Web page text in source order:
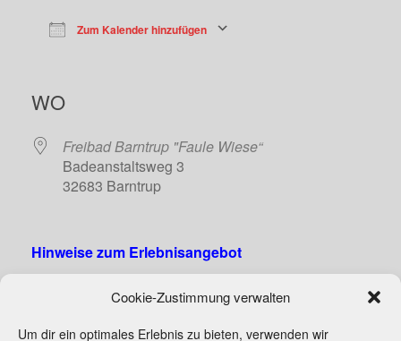
Cookie-Zustimmung verwalten
Um dir ein optimales Erlebnis zu bieten, verwenden wir
Zum Kalender hinzufügen
WO
Freibad Barntrup "Faule Wiese“
Badeanstaltsweg 3
32683 Barntrup
Hinweise zum Erlebnisangebot
Wer Interesse hat mitzumachen, melde sich bitte bei
Andrea Holzkamp unter Tel. 0171/1131077.